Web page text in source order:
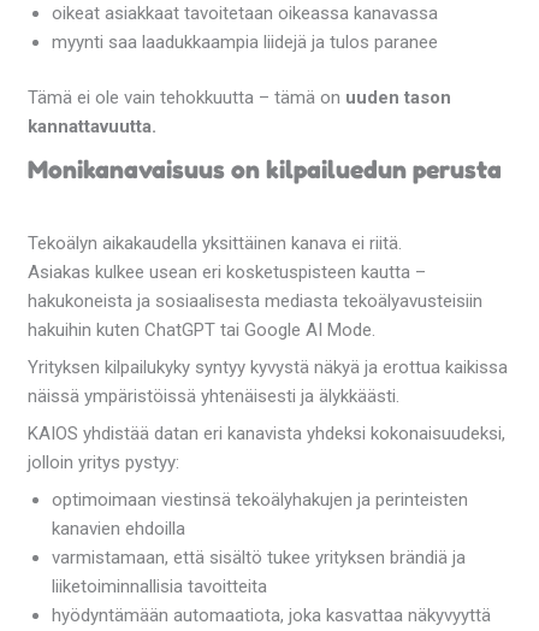
oikeat asiakkaat tavoitetaan oikeassa kanavassa
myynti saa laadukkaampia liidejä ja tulos paranee
Tämä ei ole vain tehokkuutta – tämä on uuden tason
kannattavuutta.
Monikanavaisuus on kilpailuedun perusta
Tekoälyn aikakaudella yksittäinen kanava ei riitä.
Asiakas kulkee usean eri kosketuspisteen kautta –
hakukoneista ja sosiaalisesta mediasta tekoälyavusteisiin
hakuihin kuten ChatGPT tai Google AI Mode.
Yrityksen kilpailukyky syntyy kyvystä näkyä ja erottua kaikissa
näissä ympäristöissä yhtenäisesti ja älykkäästi.
KAIOS yhdistää datan eri kanavista yhdeksi kokonaisuudeksi,
jolloin yritys pystyy:
optimoimaan viestinsä tekoälyhakujen ja perinteisten
kanavien ehdoilla
varmistamaan, että sisältö tukee yrityksen brändiä ja
liiketoiminnallisia tavoitteita
hyödyntämään automaatiota, joka kasvattaa näkyvyyttä